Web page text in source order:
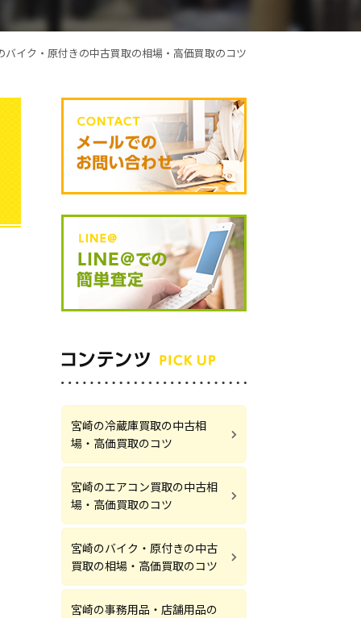
バイク・原付きの中古買取の相場・高価買取のコツ
宮崎の冷蔵庫買取の中古相
場・高価買取のコツ
宮崎のエアコン買取の中古相
場・高価買取のコツ
宮崎のバイク・原付きの中古
買取の相場・高価買取のコツ
宮崎の事務用品・店舗用品の